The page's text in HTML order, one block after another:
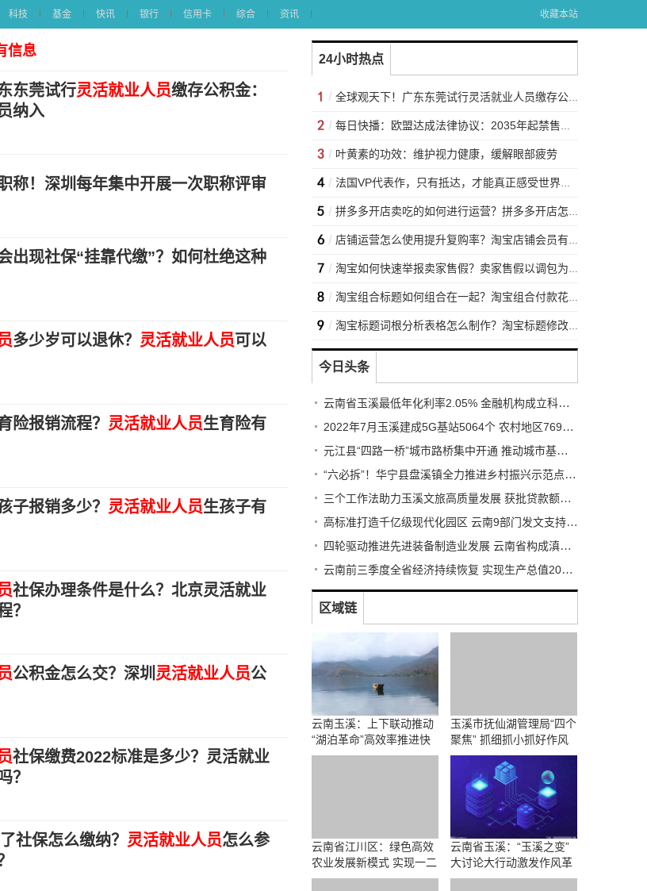
科技 基金 快讯 银行 信用卡 综合 资讯 收藏本站
信息
东莞试行灵活就业人员缴存公积金：
纳入
称！深圳每年集中开展一次职称评审
出现社保“挂靠代缴”？如何杜绝这种
多少岁可以退休？ 灵活就业人员可以
险报销流程？ 灵活就业人员生育险有
子报销多少？ 灵活就业人员生孩子有
社保办理条件是什么？北京灵活就业
？
公积金怎么交？深圳 灵活就业人员公
社保缴费2022标准是多少？灵活就业
？
社保怎么缴纳？ 灵活就业人员怎么参
24小时热点
全球观天下！广东东莞试行灵活就业人员缴存公积金：在校生和外籍人员纳入
每日快播：欧盟达成法律协议：2035年起禁售新燃油车
叶黄素的功效：维护视力健康，缓解眼部疲劳
法国VP代表作，只有抵达，才能真正感受世界之最
拼多多开店卖吃的如何进行运营？拼多多开店怎么找货源一件代发？
店铺运营怎么使用提升复购率？淘宝店铺会员有什么坏处吗？
淘宝如何快速举报卖家售假？卖家售假以调包为由拒绝退货？
淘宝组合标题如何组合在一起？淘宝组合付款花呗能分期么？
淘宝标题词根分析表格怎么制作？淘宝标题修改对宝贝的影响大吗？
今日头条
云南省玉溪最低年化利率2.05% 金融机构成立科技企业攻关队
2022年7月玉溪建成5G基站5064个 农村地区7699座占比61%
元江县“四路一桥”城市路桥集中开通 推动城市基础设施不断完善
“六必拆”！华宁县盘溪镇全力推进乡村振兴示范点建设
三个工作法助力玉溪文旅高质量发展 获批贷款额度4.33亿元
高标准打造千亿级现代化园区 云南9部门发文支持祥云经开区
四轮驱动推进先进装备制造业发展 云南省构成滇版“清明上河图”
云南前三季度全省经济持续恢复 实现生产总值20817.86亿元
区域链
云南玉溪：上下联动推动
“湖泊革命”高效率推进快
节奏落实
玉溪市抚仙湖管理局“四个
聚焦” 抓细抓小抓好作风
效能建设
云南省江川区：绿色高效
农业发展新模式 实现一二
三产融合发展
云南省玉溪：“玉溪之变”
大讨论大行动激发作风革
命效能